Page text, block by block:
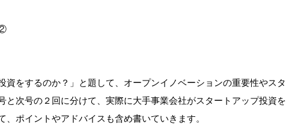
をするのか？」と題して、オープンイノベーションの重要性やスタ
次号の２回に分けて、実際に大手事業会社がスタートアップ投資を
ポイントやアドバイスも含め書いていきます。